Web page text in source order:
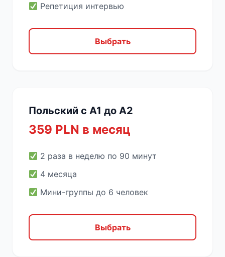
Репетиция интервью
Выбрать
Польский с A1 до A2
359 PLN в месяц
2 раза в неделю по 90 минут
4 месяца
Мини-группы до 6 человек
Выбрать